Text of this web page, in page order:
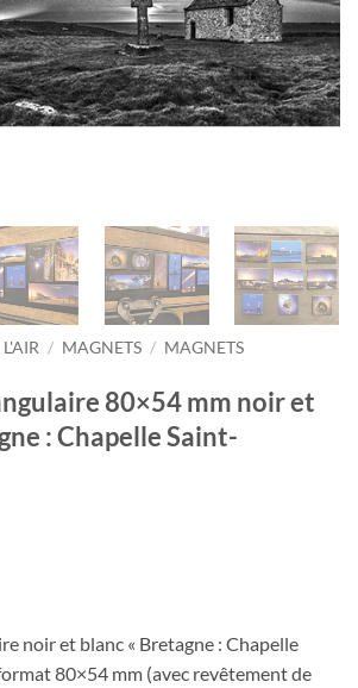
/ MAGNETS / MAGNETS
80×54 mm noir et
: Chapelle Saint-
noir et blanc « Bretagne : Chapelle
80×54 mm (avec revêtement de